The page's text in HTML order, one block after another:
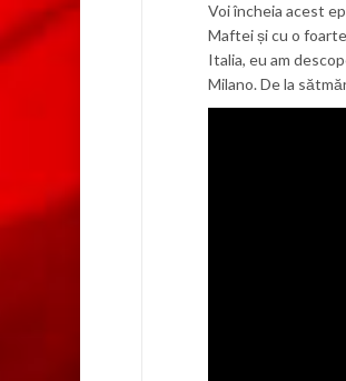
Voi încheia acest
Maftei și cu o
Italia, eu am
Milano. De la